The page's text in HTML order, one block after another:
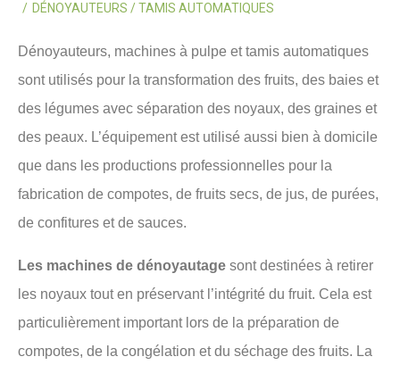
DÉNOYAUTEURS / TAMIS AUTOMATIQUES
Dénoyauteurs, machines à pulpe et tamis automatiques
sont utilisés pour la transformation des fruits, des baies et
des légumes avec séparation des noyaux, des graines et
des peaux. L’équipement est utilisé aussi bien à domicile
que dans les productions professionnelles pour la
fabrication de compotes, de fruits secs, de jus, de purées,
de confitures et de sauces.
Les machines de dénoyautage sont destinées à retirer
les noyaux tout en préservant l’intégrité du fruit. Cela est
particulièrement important lors de la préparation de
compotes, de la congélation et du séchage des fruits. La